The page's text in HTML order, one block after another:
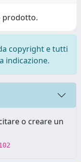
prodotto.
copyright e tutti
indicazione.
o creare un